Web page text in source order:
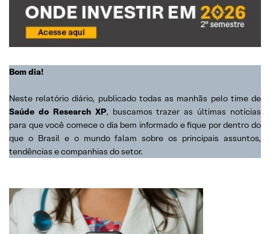
Bom dia!
Neste relatório diário, publicado todas as manhãs pelo time de
Saúde do Research XP, buscamos trazer as últimas notícias
para que você comece o dia bem informado e fique por dentro do
que o Brasil e o mundo falam sobre os principais assuntos,
tendências e companhias do setor.